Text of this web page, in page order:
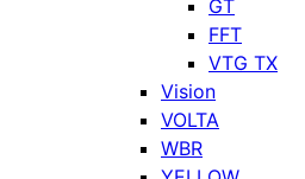
GT
FFT
VTG TX
Vision
VOLTA
WBR